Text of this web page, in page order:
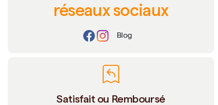
réseaux sociaux
Blog
Satisfait ou Remboursé